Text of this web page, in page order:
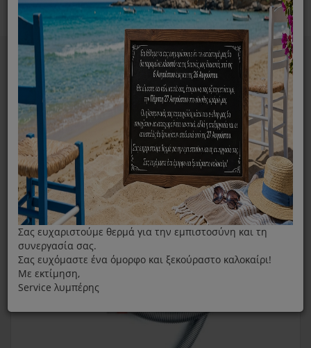
Ανταλλακτικά ηλεκτρικών συσκευών MENU
Home Σκούπα
Αξεσουάρ/ Ανταλλακτικά
Σπιράλ
Σπιράλ Ηλεκτρικής Σκούπας Silence Force Cyclonic
Rowenta
Σας ευχαριστούμε θερμά για την εμπιστοσύνη και τη
συνεργασία σας.
Σας ευχόμαστε ένα όμορφο και ξεκούραστο καλοκαίρι!
Με εκτίμηση,
Service λυμπέρης